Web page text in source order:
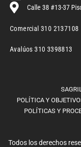
Calle 38 #13-37
Comercial 310 2137108
Avalúos 310 3398813
POLÍTICA Y
POLÍTICAS Y
Todos los derechos